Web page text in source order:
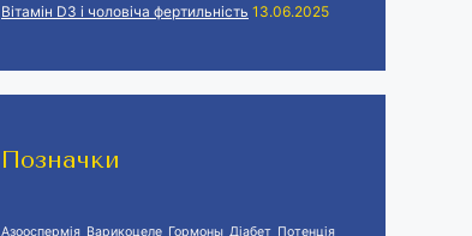
Вітамін D3 і чоловіча фертильність 13.06.2025
Позначки
Азооспермія Варикоцеле Гормоны Діабет Потенція